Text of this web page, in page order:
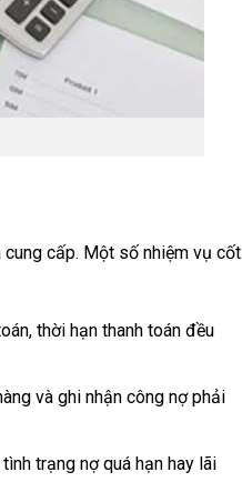
cung cấp. Một số nhiệm vụ cốt
thời hạn thanh toán đều
và ghi nhận công nợ phải
trạng nợ quá hạn hay lãi